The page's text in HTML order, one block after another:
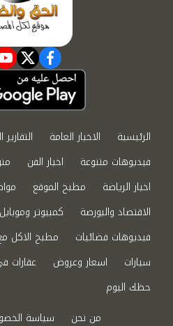
facebook
الرئيسية الاخبار العامة
فيديوهات متنوعة
اخبار الفن
اخبار الرياضة
مطبخ الموقع
الاقتصاد والبورصة
كمبيوتر وموبايل
فيديوهات فضائيات
مطبخ الاكل
سيارات
اسعار وعروض عقارات
حظك اليوم
من نحن
سياسة